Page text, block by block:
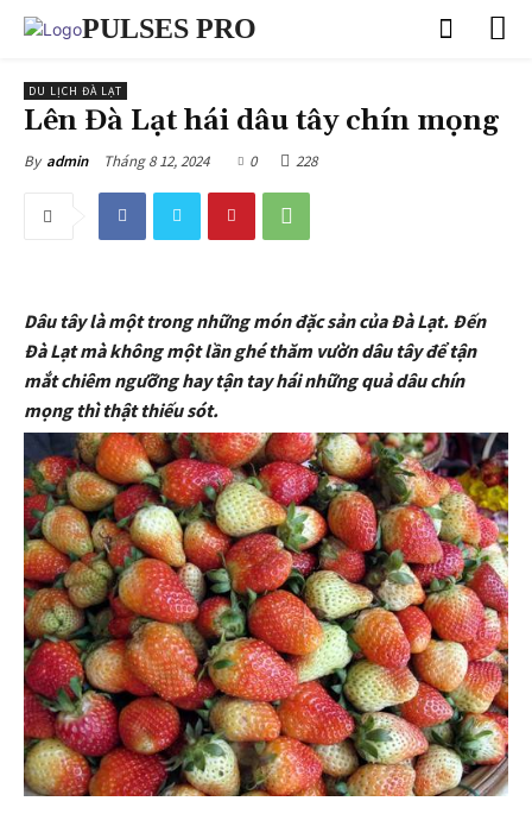
PULSES PRO
DU LỊCH ĐÀ LẠT
Lên Đà Lạt hái dâu tây chín mọng
By admin Tháng 8 12, 2024 0 228
Dâu tây là một trong những món đặc sản của Đà Lạt. Đến
Đà Lạt mà không một lần ghé thăm vườn dâu tây để tận
mắt chiêm ngưỡng hay tận tay hái những quả dâu chín
mọng thì thật thiếu sót.